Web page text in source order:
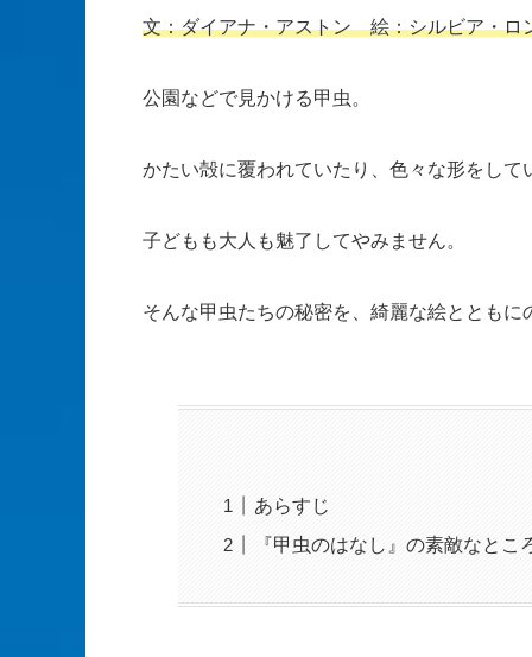
文：ダイアナ・アストン 絵：シルビア・
公園などで見かける甲虫。
かたい殻に覆われていたり、色々な形をし
子どもも大人も魅了してやみません。
そんな甲虫たちの秘密を、綺麗な絵とともに
あらすじ
『甲虫のはなし』の素敵なとこ